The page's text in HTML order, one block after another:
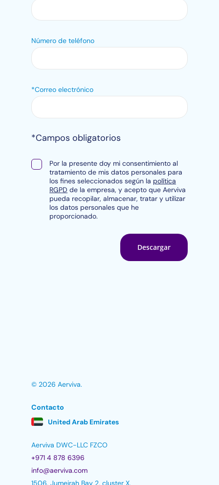
Número de teléfono
*Correo electrónico
*Campos obligatorios
Por la presente doy mi consentimiento al
tratamiento de mis datos personales para
los fines seleccionados según la política
RGPD de la empresa, y acepto que Aerviva
pueda recopilar, almacenar, tratar y utilizar
los datos personales que he
proporcionado.
© 2026 Aerviva.
Contacto
United Arab Emirates
Aerviva DWC-LLC FZCO
+971 4 878 6396
info@aerviva.com
1506, Jumeirah Bay 2, cluster X,